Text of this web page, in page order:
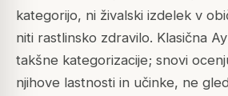
kategorijo, ni živalski izdelek v
niti rastlinsko zdravilo. Klasična
takšne kategorizacije; snovi
njihove lastnosti in učinke, ne